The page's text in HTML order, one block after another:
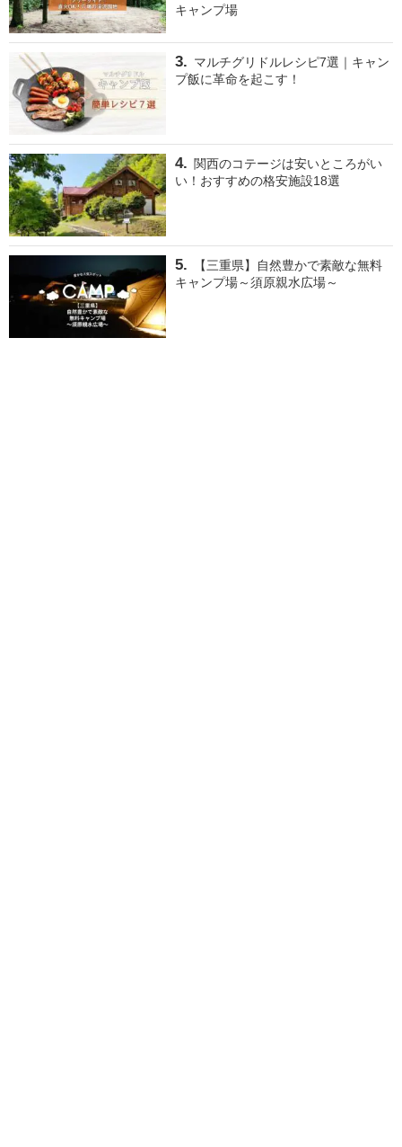
キャンプ場
マルチグリドルレシピ7選｜キャン
プ飯に革命を起こす！
関西のコテージは安いところがい
い！おすすめの格安施設18選
【三重県】自然豊かで素敵な無料
キャンプ場～須原親水広場～